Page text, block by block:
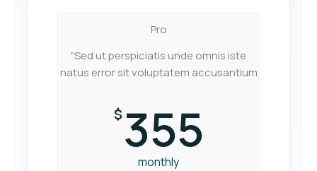
Pro
"Sed ut perspiciatis unde omnis iste
natus error sit voluptatem accusantium
$355
monthly